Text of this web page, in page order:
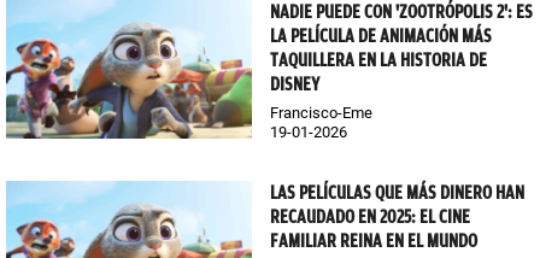
NADIE PUEDE CON 'ZOOTRÓPOLIS 2': ES
LA PELÍCULA DE ANIMACIÓN MÁS
TAQUILLERA EN LA HISTORIA DE
DISNEY
Francisco-Eme
19-01-2026
LAS PELÍCULAS QUE MÁS DINERO HAN
RECAUDADO EN 2025: EL CINE
FAMILIAR REINA EN EL MUNDO